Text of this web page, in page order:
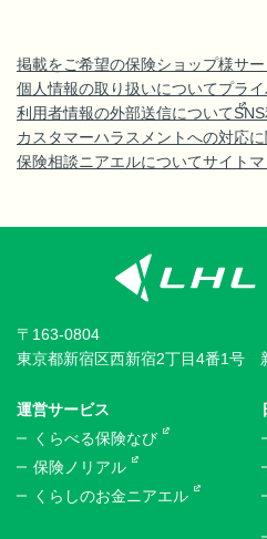
掲載をご希望の保険ショップ様サ
個人情報の取り扱いについてプラ
利用者情報の外部送信について
カスタマーハラスメントへの対応
保険相談ニアエルについてサイト
〒163-0804
東京都新宿区西新宿2丁目4番1号
運営サービス
くらべる保険なび
保険ノリアル
くらしのお金ニアエル